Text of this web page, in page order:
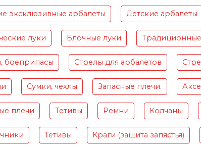
эксклюзивные арбалеты Детские арбалеты
луки Блочные луки
боеприпасы Стрелы для арбалетов
Сумки, чехлы Запасные плечи.
плечи Тетивы Ремни Колчаны
Тетивы Краги (защита запястья)